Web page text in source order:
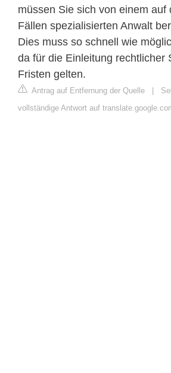
müssen Sie sich von einem auf
Fällen spezialisierten Anwalt
Dies muss so schnell wie
da für die Einleitung rechtlicher
Fristen gelten.
Antrag auf Entfernung der Quelle |
vollständige Antwort auf